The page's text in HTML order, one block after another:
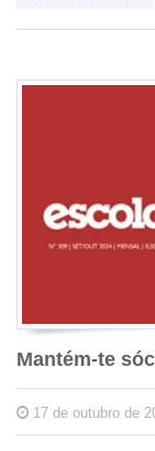
Mantém-te
17 de outubro de